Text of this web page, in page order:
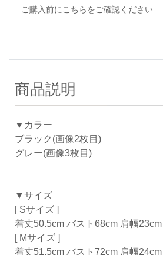
ご購入前にこちらをご確認ください
商品説明
▼カラー
ブラック(画像2枚目)
グレー(画像3枚目)
▼サイズ
[ Sサイズ ]
着丈50.5cm バスト68cm 肩幅23cm
[ Mサイズ ]
着丈51.5cm バスト72cm 肩幅24cm